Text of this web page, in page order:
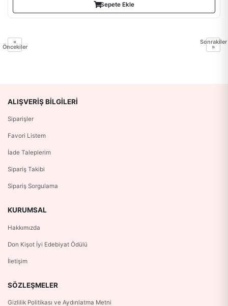
Sepete Ekle
«
Öncekiler
Sonrakiler
»
ALIŞVERIŞ BILGILERI
Siparişler
Favori Listem
İade Taleplerim
Sipariş Takibi
Sipariş Sorgulama
KURUMSAL
Hakkımızda
Don Kişot İyi Edebiyat Ödülü
İletişim
SÖZLEŞMELER
Gizlilik Politikası ve Aydınlatma Metni